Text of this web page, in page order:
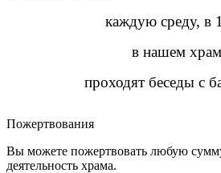
каждую среду, в
в нашем
проходят беседы с
Пожертвования
Вы можете пожертвовать любую
деятельность храма.